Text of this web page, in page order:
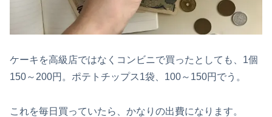
ケーキを高級店ではなくコンビニで買ったとしても、1個
150～200円。ポテトチップス1袋、100～150円でう。
これを毎日買っていたら、かなりの出費になります。